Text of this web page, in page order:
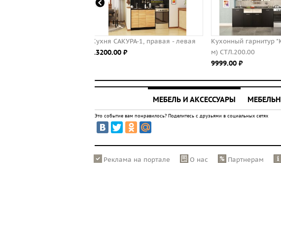
Кухня САКУРА-1, правая - левая
Кухонный гарнитур "Корсика" (1,8
м) СТЛ.200.00
Кухня
18900.00 ⃏
МЕБЕЛЬ И АКСЕССУАРЫ
Это событие вам понравилось? Поделитесь с друзьями в социальных сетях
Реклама на портале О нас Партнерам